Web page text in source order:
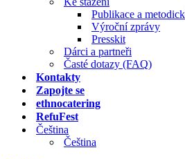
Publikace a
Výroční zprávy
Presskit
Dárci a partneři
Časté dotazy (FAQ)
Kontakty
Zapojte se
ethnocatering
RefuFest
Čeština
Čeština